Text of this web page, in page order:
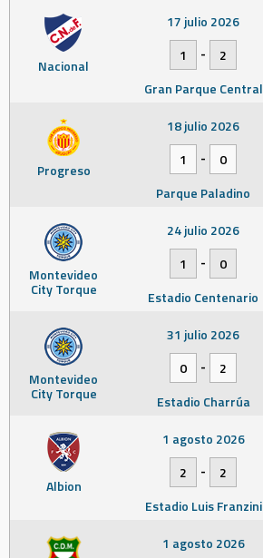
Nacional
17 julio 2026
1
-
2
Gran Parque Central
Progreso
18 julio 2026
1
-
0
Parque Paladino
Montevideo
City Torque
24 julio 2026
1
-
0
Estadio Centenario
Montevideo
City Torque
31 julio 2026
0
-
2
Estadio Charrúa
Albion
1 agosto 2026
2
-
2
Estadio Luis Franzini
1 agosto 2026